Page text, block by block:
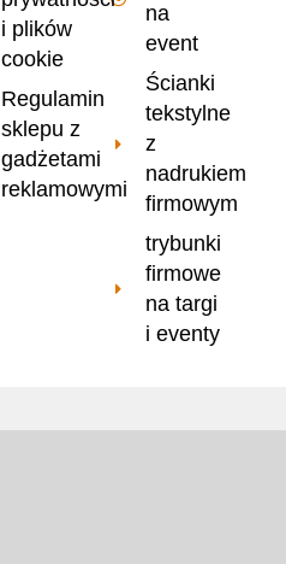
na
event
Ścianki
tekstylne
z
nadrukiem
firmowym
trybunki
firmowe
na targi
i eventy
i plików
cookie
Regulamin
sklepu z
gadżetami
reklamowymi